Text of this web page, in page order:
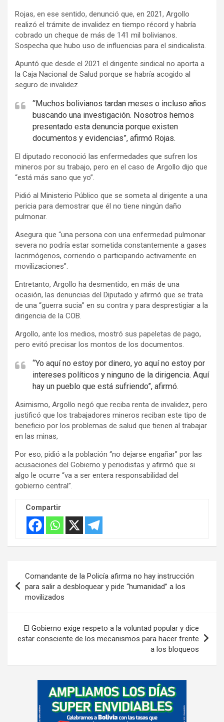
e
r
t
s
e
e
Rojas, en ese sentido, denunció que, en 2021, Argollo
realizó el trámite de invalidez en tiempo récord y habría
cobrado un cheque de más de 141 mil bolivianos.
Sospecha que hubo uso de influencias para el sindicalista.
Apuntó que desde el 2021 el dirigente sindical no aporta a
la Caja Nacional de Salud porque se habría acogido al
seguro de invalidez.
“Muchos bolivianos tardan meses o incluso años
buscando una investigación. Nosotros hemos
presentado esta denuncia porque existen
documentos y evidencias”, afirmó Rojas.
El diputado reconoció las enfermedades que sufren los
mineros por su trabajo, pero en el caso de Argollo dijo que
“está más sano que yo”.
Pidió al Ministerio Público que se someta al dirigente a una
pericia para demostrar que él no tiene ningún daño
pulmonar.
Asegura que “una persona con una enfermedad pulmonar
severa no podría estar sometida constantemente a gases
lacrimógenos, corriendo o participando activamente en
movilizaciones”.
Entretanto, Argollo ha desmentido, en más de una
ocasión, las denuncias del Diputado y afirmó que se trata
de una “guerra sucia” en su contra y para desprestigiar a la
dirigencia de la COB.
Argollo, ante los medios, mostró sus papeletas de pago,
pero evitó precisar los montos de los documentos.
“Yo aquí no estoy por dinero, yo aquí no estoy por
intereses políticos y ninguno de la dirigencia. Aquí
hay un pueblo que está sufriendo”, afirmó.
Asimismo, Argollo negó que reciba renta de invalidez, pero
justificó que los trabajadores mineros reciban este tipo de
beneficio por los problemas de salud que tienen al trabajar
en las minas,
Por eso, pidió a la población “no dejarse engañar” por las
acusaciones del Gobierno y periodistas y afirmó que si
algo le ocurre “va a ser entera responsabilidad del
gobierno central”.
Compartir
de
entradas
Comandante de la Policía afirma no hay instrucción
para salir a desbloquear y pide “humanidad” a los
movilizados
El Gobierno exige respeto a la voluntad popular y dice
estar consciente de los mecanismos para hacer frente
a los bloqueos